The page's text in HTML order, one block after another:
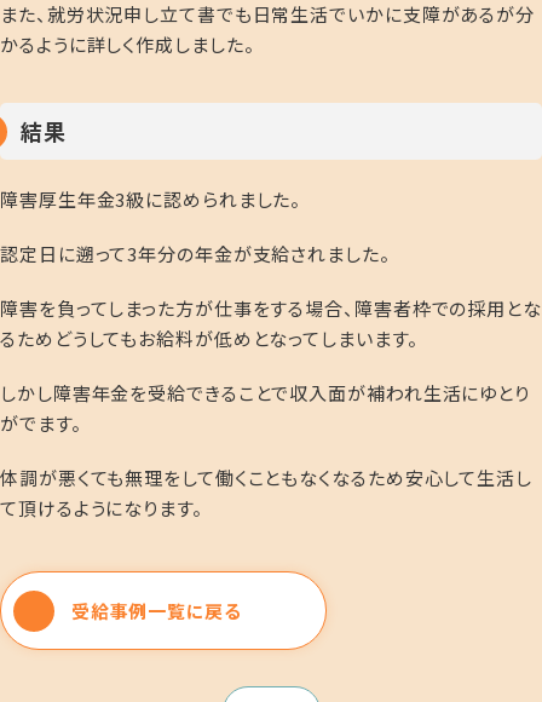
また、就労状況申し立て書でも日常生活でいかに支障があるが分
かるように詳しく作成しました。
結果
障害厚生年金3級に認められました。
認定日に遡って3年分の年金が支給されました。
障害を負ってしまった方が仕事をする場合、障害者枠での採用とな
るためどうしてもお給料が低めとなってしまいます。
しかし障害年金を受給できることで収入面が補われ生活にゆとり
がでます。
体調が悪くても無理をして働くこともなくなるため安心して生活し
て頂けるようになります。
受給事例一覧に戻る